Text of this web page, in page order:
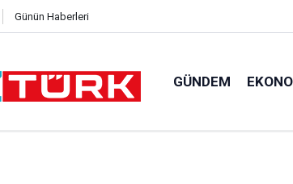
Günün Haberleri
GÜNDEM